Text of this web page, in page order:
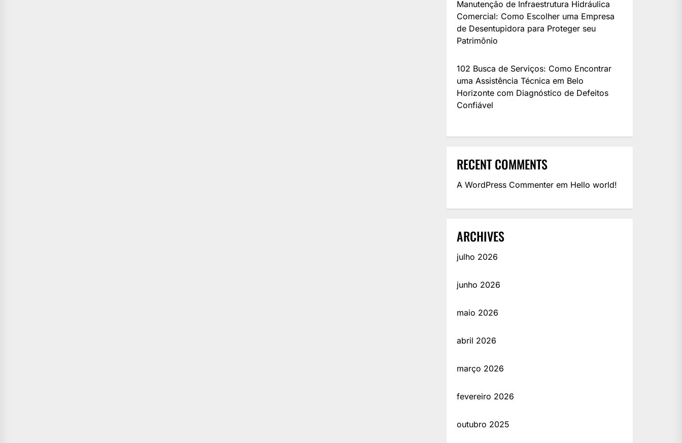
Manutenção de Infraestrutura Hidráulica
Comercial: Como Escolher uma Empresa
de Desentupidora para Proteger seu
Patrimônio
102 Busca de Serviços: Como Encontrar
uma Assistência Técnica em Belo
Horizonte com Diagnóstico de Defeitos
Confiável
RECENT COMMENTS
A WordPress Commenter em Hello world!
ARCHIVES
julho 2026
junho 2026
maio 2026
abril 2026
março 2026
fevereiro 2026
outubro 2025